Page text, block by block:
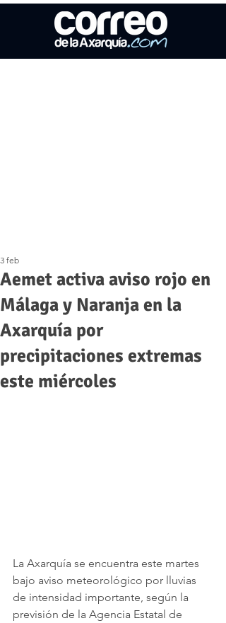
Aemet activa aviso rojo en
Málaga y Naranja en la
Axarquía por
precipitaciones extremas
este miércoles
3 feb
La Axarquía se encuentra este martes
bajo aviso meteorológico por lluvias
de intensidad importante, según la
previsión de la Agencia Estatal de